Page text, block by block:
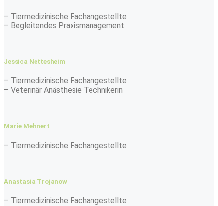
– Tiermedizinische Fachangestellte
– Begleitendes Praxismanagement
Jessica Nettesheim
– Tiermedizinische Fachangestellte
– Veterinär Anästhesie Technikerin
Marie Mehnert
– Tiermedizinische Fachangestellte
Anastasia Trojanow
– Tiermedizinische Fachangestellte